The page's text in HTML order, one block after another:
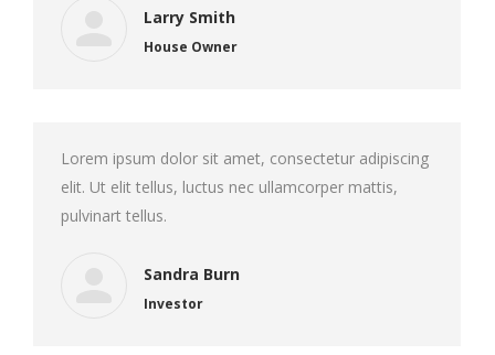
Larry Smith
House Owner
Lorem ipsum dolor sit amet, consectetur adipiscing
elit. Ut elit tellus, luctus nec ullamcorper mattis,
pulvinart tellus.
Sandra Burn
Investor